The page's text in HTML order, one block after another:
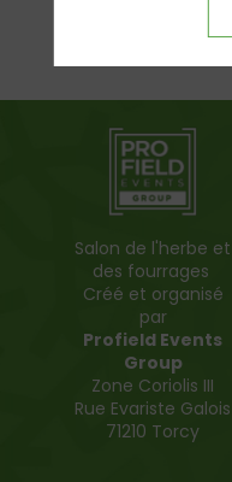
Salon de l'herbe et
des fourrages
Créé et organisé
par
Profield Events
Group
Zone Coriolis III
Rue Evariste Galois
71210 Torcy